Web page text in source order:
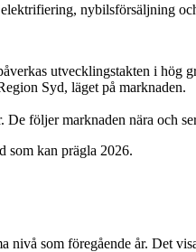
nybilsförsäljning
utvecklingstakten i hög
Syd, läget på marknaden.
följer marknaden nära och
som kan prägla 2026.
som föregående år. Det